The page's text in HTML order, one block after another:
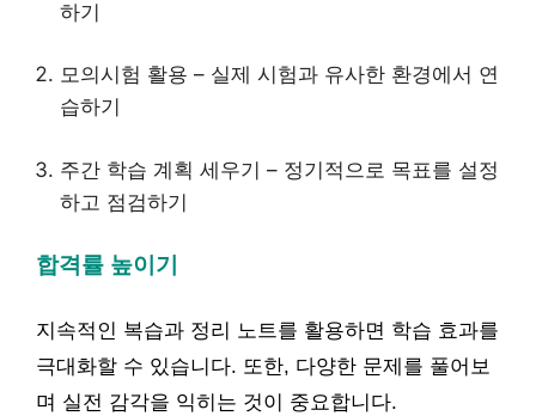
하기
모의시험 활용 – 실제 시험과 유사한 환경에서 연
습하기
주간 학습 계획 세우기 – 정기적으로 목표를 설정
하고 점검하기
합격률 높이기
지속적인 복습과 정리 노트를 활용하면 학습 효과를
극대화할 수 있습니다. 또한, 다양한 문제를 풀어보
며 실전 감각을 익히는 것이 중요합니다.